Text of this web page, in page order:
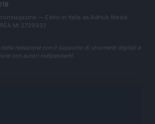
— Edito in Italia da AdHub Media
MI 2729933
redazione con il supporto di strumenti digitali e
con autori indipendenti.